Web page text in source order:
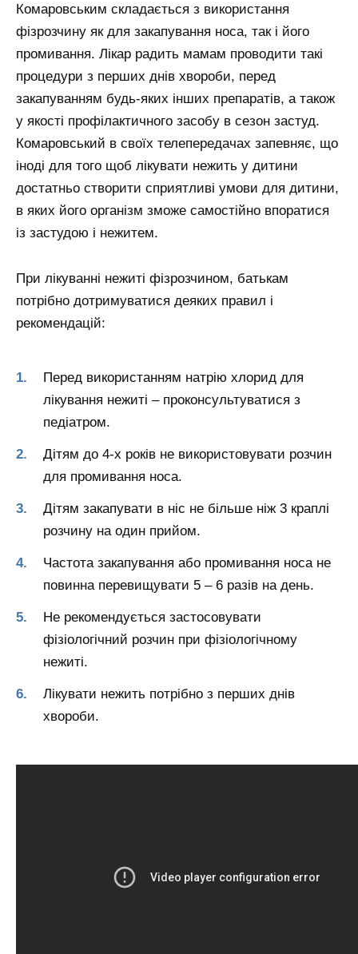
Комаровським складається з використання
фізрозчину як для закапування носа, так і його
промивання. Лікар радить мамам проводити такі
процедури з перших днів хвороби, перед
закапуванням будь-яких інших препаратів, а також
у якості профілактичного засобу в сезон застуд.
Комаровський в своїх телепередачах запевняє, що
іноді для того щоб лікувати нежить у дитини
достатньо створити сприятливі умови для дитини,
в яких його організм зможе самостійно впоратися
із застудою і нежитем.
При лікуванні нежиті фізрозчином, батькам
потрібно дотримуватися деяких правил і
рекомендацій:
Перед використанням натрію хлорид для
лікування нежиті – проконсультуватися з
педіатром.
Дітям до 4-х років не використовувати розчин
для промивання носа.
Дітям закапувати в ніс не більше ніж 3 краплі
розчину на один прийом.
Частота закапування або промивання носа не
повинна перевищувати 5 – 6 разів на день.
Не рекомендується застосовувати
фізіологічний розчин при фізіологічному
нежиті.
Лікувати нежить потрібно з перших днів
хвороби.